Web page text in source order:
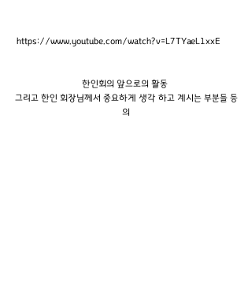
https://www.youtube.com/watch?v=L7TYaeL1xxE
한인회의 앞으로의 활동
그리고 한인 회장님께서 중요하게 생각 하고 계시는 부분들 등
의